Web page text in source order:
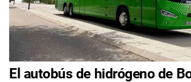
El autobús de hidrógeno de